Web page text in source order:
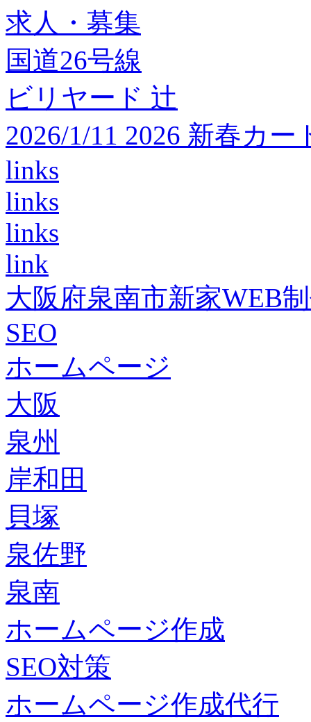
求人・募集
国道26号線
ビリヤード 辻
2026/1/11 2026 新春カ
links
links
links
link
大阪府泉南市新家WEB
SEO
ホームページ
大阪
泉州
岸和田
貝塚
泉佐野
泉南
ホームページ作成
SEO対策
ホームページ作成代行